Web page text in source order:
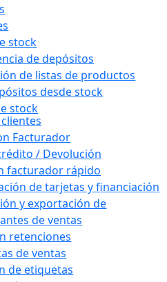
stock
de depósitos
de listas de productos
desde stock
stock
Facturador
/ Devolución
facturador rápido
de tarjetas y financiación
y exportación de
de ventas
retenciones
de ventas
de etiquetas